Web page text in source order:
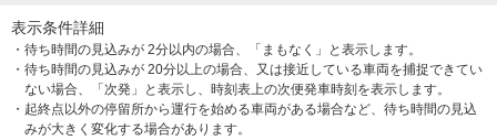
表示条件詳細
・待ち時間の見込みが 2分以内の場合、「まもなく」と表示します。
・待ち時間の見込みが 20分以上の場合、又は接近している車両を捕捉できてい
ない場合、「次発」と表示し、時刻表上の次便発車時刻を表示します。
・起終点以外の停留所から運行を始める車両がある場合など、待ち時間の見込
みが大きく変化する場合があります。